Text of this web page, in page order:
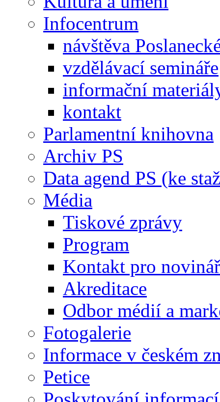
Infocentrum
návštěva
vzdělávací semináře
informační
kontakt
Parlamentní knihovna
Archiv PS
Data agend PS (ke
Média
Tiskové zprávy
Program
Kontakt pro
Akreditace
Odbor médií a
Fotogalerie
Informace v českém
Petice